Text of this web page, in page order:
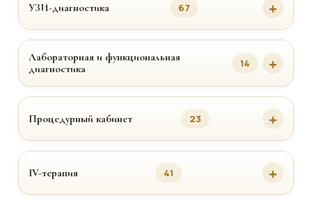
УЗИ-диагностика 67
Лабораторная и функциональная
диагностика
14
Процедурный кабинет 23
IV-терапия 41